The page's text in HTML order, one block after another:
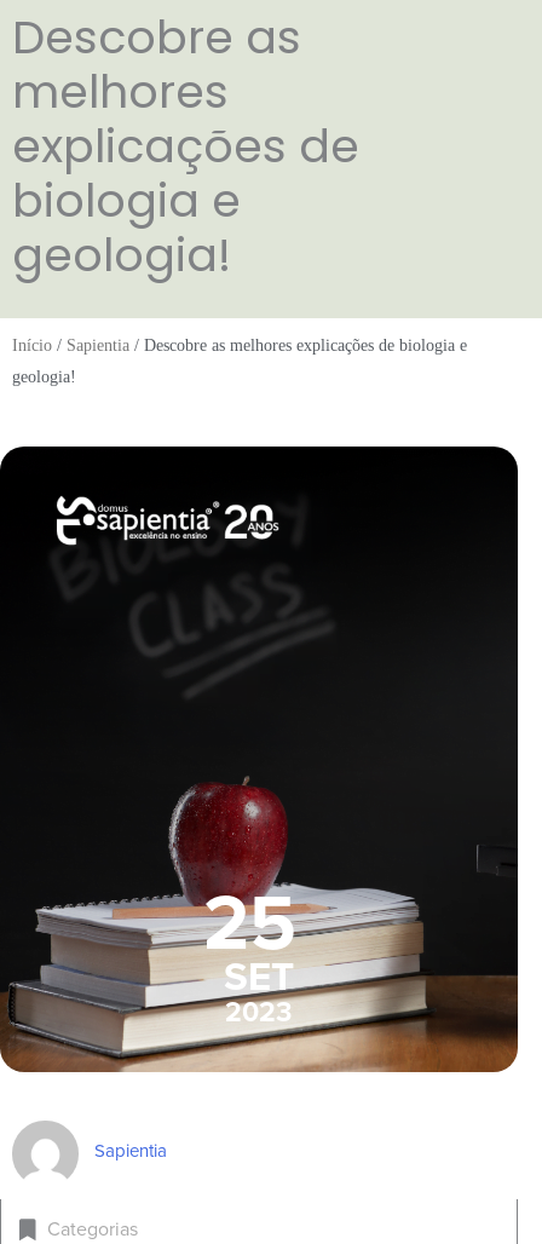
Descobre as
melhores
explicações de
biologia e
geologia!
Início / Sapientia / Descobre as melhores explicações de biologia e
geologia!
25
SET
2023
Sapientia
Categorias